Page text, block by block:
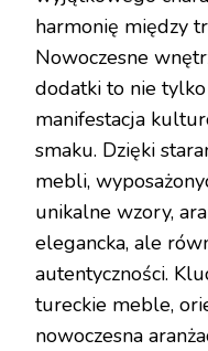
harmonię między
Nowoczesne
dodatki to nie
manifestacja
smaku. Dzięki
mebli,
unikalne wzory,
elegancka, ale
autentyczności.
tureckie meble,
nowoczesna